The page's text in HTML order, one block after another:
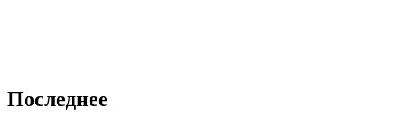
Последнее